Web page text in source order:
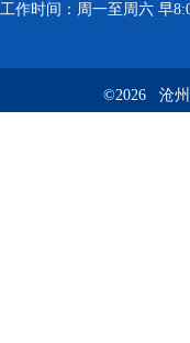
工作时间：周一至周六 早
©2026 沧州